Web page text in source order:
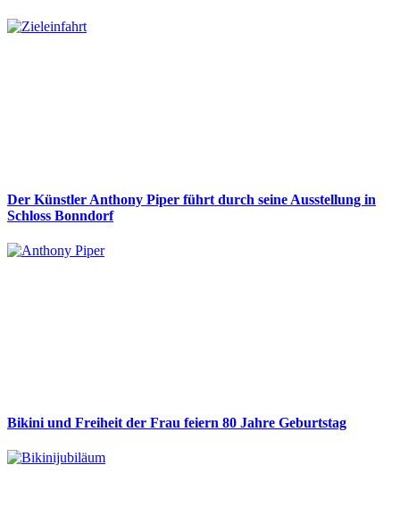
Der Künstler Anthony Piper führt durch seine Ausstellung in
Schloss Bonndorf
Bikini und Freiheit der Frau feiern 80 Jahre Geburtstag